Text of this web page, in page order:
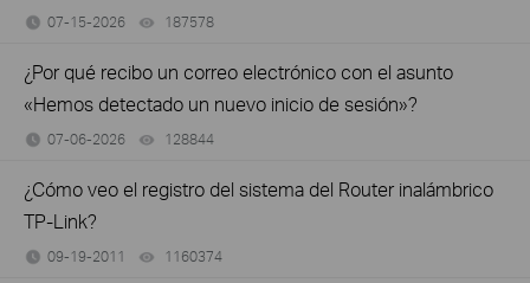
07-15-2026 187578
¿Por qué recibo un correo electrónico con el asunto
«Hemos detectado un nuevo inicio de sesión»?
07-06-2026 128844
¿Cómo veo el registro del sistema del Router inalámbrico
TP-Link?
09-19-2011 1160374